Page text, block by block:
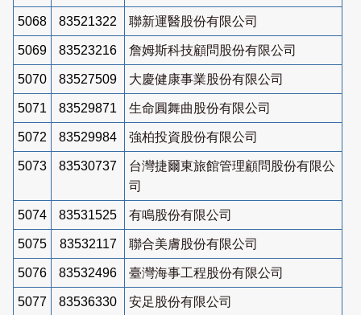
5068 83521322 聯新運醫股份有限公司
5069 83523216 詹姆斯科技顧問股份有限公司
5070 83527509 大慶健康事業股份有限公司
5071 83529871 生命圓舞曲股份有限公司
5072 83529984 強柏投資股份有限公司
5073 83530737
台灣捷爾東旅館管理顧問股份有限公
司
5074 83531525 有鳴股份有限公司
5075 83532117 聯合美膚股份有限公司
5076 83532496 臺灣海事工程股份有限公司
5077 83536330 安足股份有限公司